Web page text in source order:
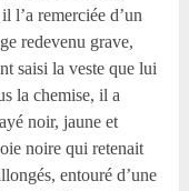
l’a remerciée d’un
redevenu grave,
saisi la veste que lui
la chemise, il a
noir, jaune et
noire qui retenait
entouré d’une